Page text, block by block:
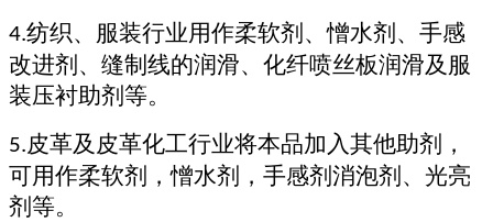
4.纺织、服装行业用作柔软剂、憎水剂、手感
改进剂、缝制线的润滑、化纤喷丝板润滑及服
装压衬助剂等。
5.皮革及皮革化工行业将本品加入其他助剂，
可用作柔软剂，憎水剂，手感剂消泡剂、光亮
剂等。